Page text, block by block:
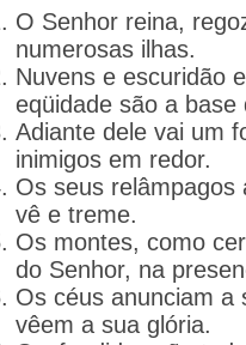
O Senhor reina,
numerosas ilhas.
Nuvens e escuridão
eqüidade são a base
Adiante dele vai um
inimigos em redor.
Os seus
vê e treme.
Os montes, como
do Senhor, na
Os céus anunciam a
vêem a sua glória.